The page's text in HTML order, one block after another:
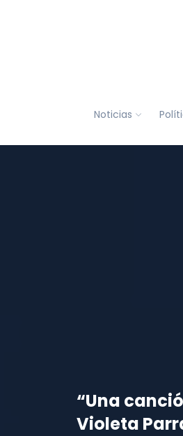
Noticias
“Una
Violeta